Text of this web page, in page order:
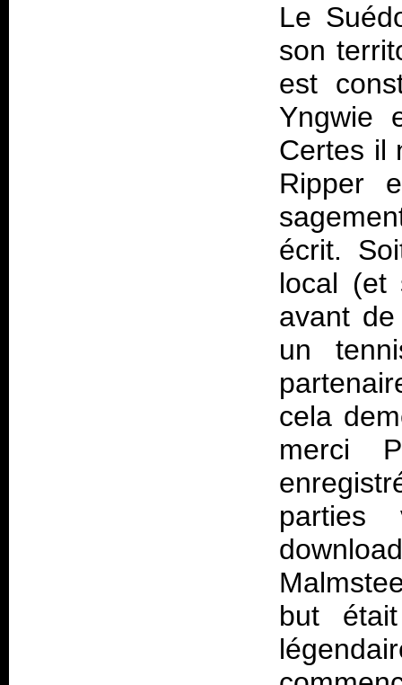
Le
son
est
Yngwie
Certes il
Ripper
écrit.
local (et
avant
un
cela
merci
parties
but